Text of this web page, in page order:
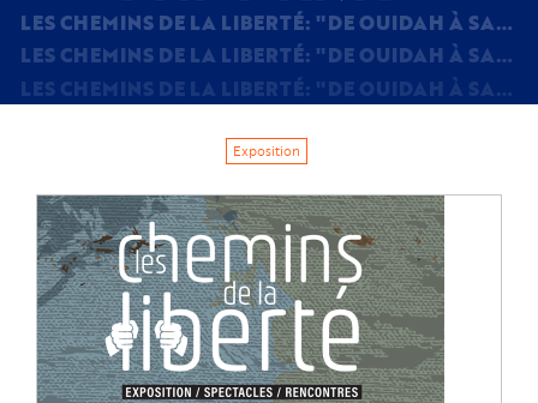
LES CHEMINS DE LA LIBERTÉ: "DE OUIDAH À SAINT DOMINGUE, EN MÉMOIRE AUX OPPOSANTS, AUX RÉSISTANTS ET AUX SURVIVANTS"
LES CHEMINS DE LA LIBERTÉ: "DE OUIDAH À SAINT DOMINGUE, EN MÉMOIRE AUX OPPOSANTS, AUX RÉSISTANTS ET AUX SURVIVANTS"
LES CHEMINS DE LA LIBERTÉ: "DE OUIDAH À SAINT DOMINGUE, EN MÉMOIRE AUX OPPOSANTS, AUX RÉSISTANTS ET AUX SURVIVANTS"
Exposition
Image